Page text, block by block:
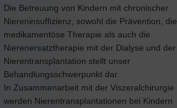
Die Betreuung von Kindern mit chronischer
Niereninsuffizienz, sowohl die Prävention, die
medikamentöse Therapie als auch die
Nierenersatztherapie mit der Dialyse und der
Nierentransplantation stellt unser
Behandlungsschwerpunkt dar.
In Zusammenarbeit mit der Viszeralchirurgie
werden Nierentransplantationen bei Kindern